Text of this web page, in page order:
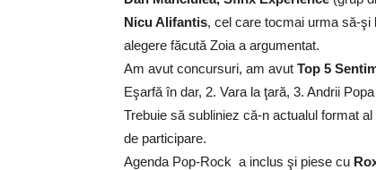
Nicu Alifantis, cel care tocmai urma să-şi
alegere făcută Zoia a argumentat.
Am avut concursuri, am avut Top 5
Eşarfă în dar, 2. Vara la ţară, 3. Andrii
Trebuie să subliniez că-n actualul format
de participare.
Agenda Pop-Rock a inclus şi piese cu